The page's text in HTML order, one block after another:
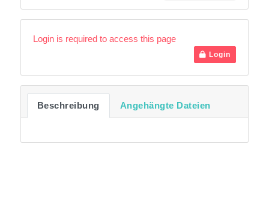
Login is required to access this page
Login
Beschreibung Angehängte Dateien